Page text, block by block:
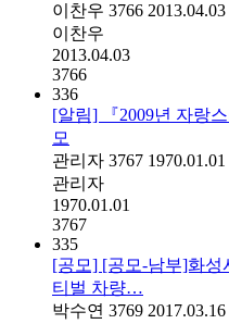
이찬우 3766 2013.04.03
이찬우
2013.04.03
3766
336
[알림] 『2009년 자랑
모
관리자 3767 1970.01.01
관리자
1970.01.01
3767
335
[공모] [공모-남부]화성
티벌 차량…
박수연 3769 2017.03.16